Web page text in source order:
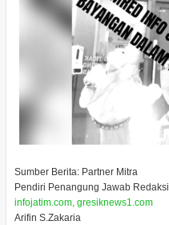
Sumber Berita: Partner Mitra
Pendiri Penangung Jawab Redaksi
infojatim.com, gresiknews1.com
Arifin S.Zakaria